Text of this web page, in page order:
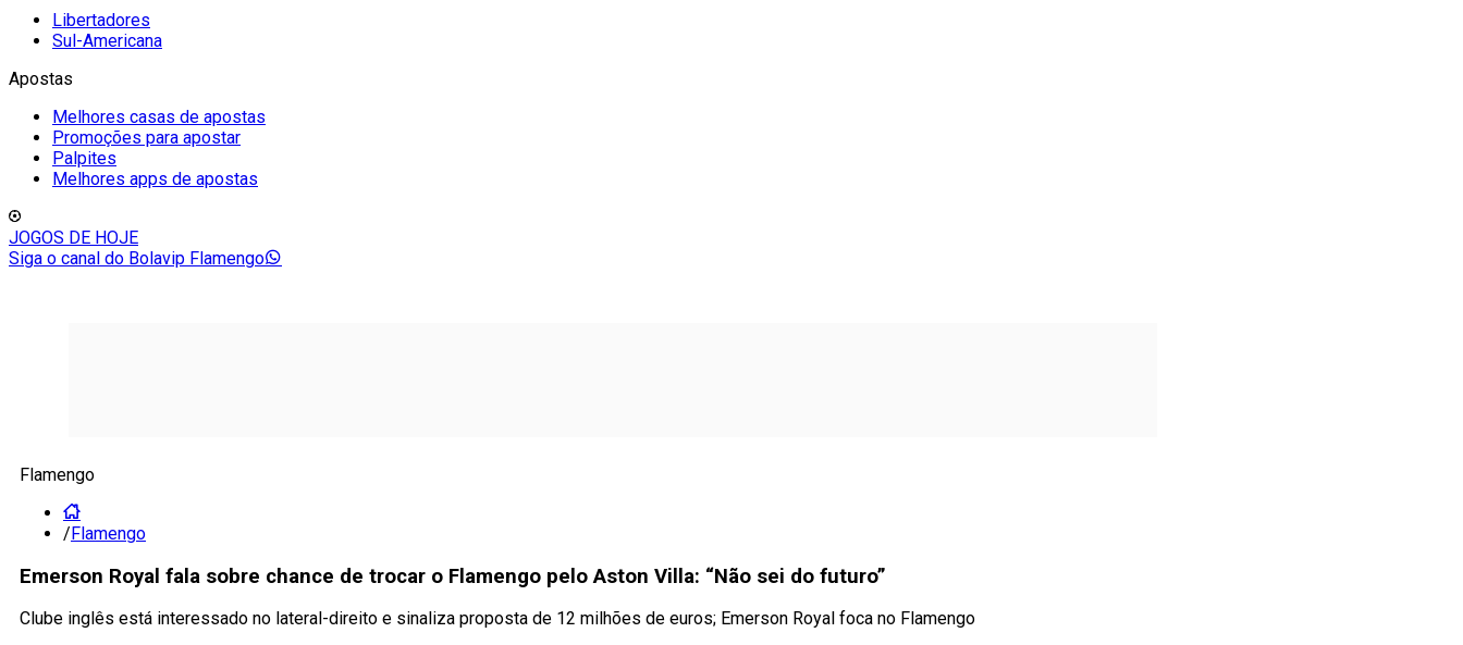
Libertadores
Sul-Americana
Apostas
Melhores casas de apostas
Promoções para apostar
Palpites
Melhores apps de apostas
JOGOS DE HOJE
Siga o canal do Bolavip Flamengo
Flamengo
/Flamengo
Emerson Royal fala sobre chance de trocar o Flamengo pelo Aston Villa: “Não sei do futuro”
Clube inglês está interessado no lateral-direito e sinaliza proposta de 12 milhões de euros; Emerson Royal foca no Flamengo